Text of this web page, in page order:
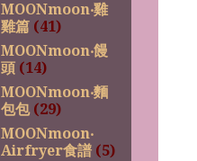
MOONmoon‧雞
雞篇 (41)
MOONmoon‧饅
頭 (14)
MOONmoon‧麵
包包 (29)
MOONmoon‧
Airfryer食譜 (5)